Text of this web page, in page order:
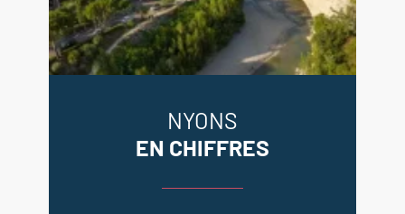
NYONS
EN CHIFFRES